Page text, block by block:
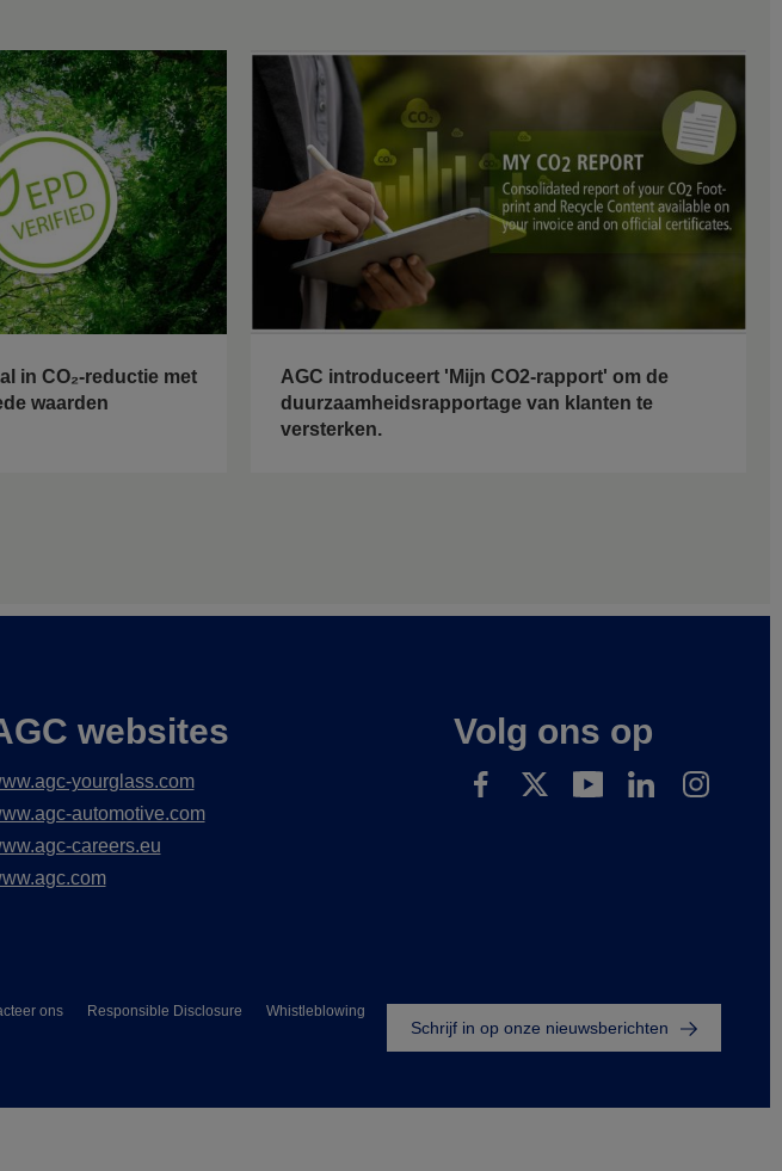
in CO₂-reductie met
waarden
AGC introduceert 'Mijn CO2-rapport' om de
duurzaamheidsrapportage van klanten te
versterken.
websites
yourglass.com
automotive.com
careers.eu
Volg ons op
Footer
ons Responsible Disclosure
Whistleblowing
Schrijf in op onze nieuwsberichten